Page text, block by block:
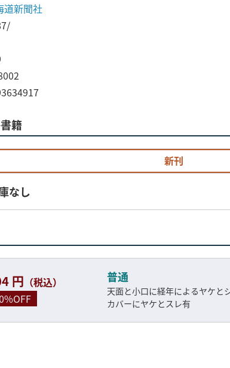
道新聞社
籍
新刊
なし
円 （税込）
普通
天面と小口に経年によるヤケと
カバーにヤケとスレ有